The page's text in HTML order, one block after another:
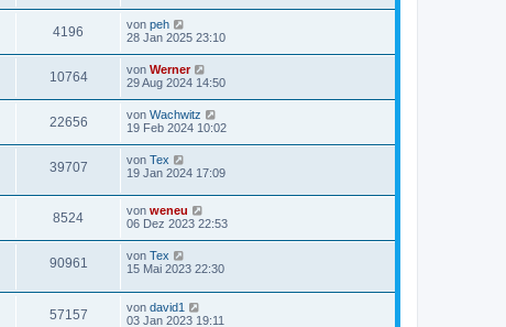
4196 von peh
28 Jan 2025 23:10
10764 von Werner
29 Aug 2024 14:50
22656 von Wachwitz
19 Feb 2024 10:02
39707 von Tex
19 Jan 2024 17:09
8524 von weneu
06 Dez 2023 22:53
90961 von Tex
15 Mai 2023 22:30
57157 von david1
03 Jan 2023 19:11